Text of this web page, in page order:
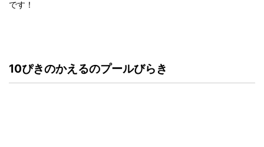
です！
10ぴきのかえるのプールびらき